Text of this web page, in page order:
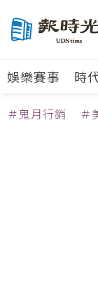
娛樂賽事 時
＃鬼月行銷 ＃